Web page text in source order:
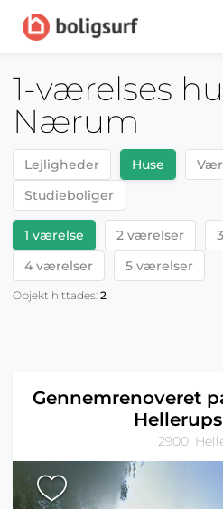
1-værelses
Nærum
Lejligheder Huse
Studieboliger
1 værelse 2 værelser
4 værelser
5 værelser
Objekt hittades: 2
Gennemrenoveret
2900,